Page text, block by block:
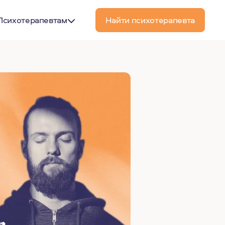
Найти психотерапевта